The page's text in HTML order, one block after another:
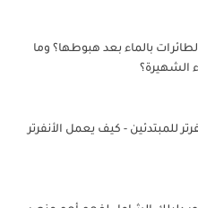
بالماء بعد هبوطها؟ وما
الشهيرة؟
للمبتدئين - كيف يعمل الأنفرتر